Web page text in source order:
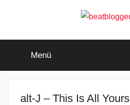
beatblogger.de
beat
goes
Menü
alt-J – This Is All Yours